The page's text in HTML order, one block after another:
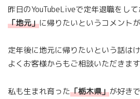
昨日のYouTubeLiveで定年退職をし
「地元」に帰りたいというコメント
定年後に地元に帰りたいという話は
よくお客様からもご相談いただきます
私も生まれ育った「栃木県」が好き